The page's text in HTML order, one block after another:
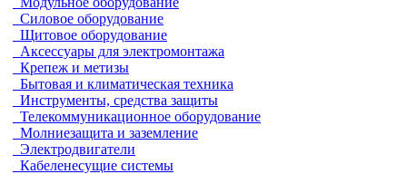
Силовое оборудование
Щитовое оборудование
Аксессуары для электромонтажа
Крепеж и метизы
Бытовая и климатическая техника
Инструменты, средства защиты
Телекоммуникационное оборудование
Молниезащита и заземление
Электродвигатели
Кабеленесущие системы